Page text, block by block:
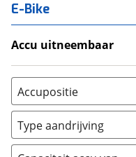
E-Bike
Accu uitneembaar
Nee, vast (0)
Accupositie
Bagagedrager (0)
Frame (0 )
Vloer (0
Type aandrijving
Achterwiel (0)